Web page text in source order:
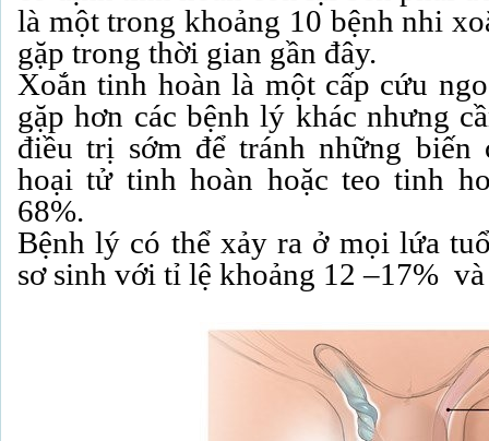
là một trong khoảng 10 bệnh nhi
gặp trong thời gian gần đây.
Xoắn tinh hoàn là một cấp cứu
gặp hơn các bệnh lý khác nhưng
điều trị sớm để tránh những biến
hoại tử tinh hoàn hoặc teo tinh
68%.
Bệnh lý có thể xảy ra ở mọi lứa
sơ sinh với tỉ lệ khoảng 12 –17%